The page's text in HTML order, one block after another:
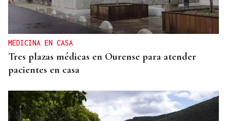
Una mujer resulta herida tras colisionar un
autobús urbano y un coche en Ourense
MEDICINA EN CASA
Tres plazas médicas en Ourense para atender
pacientes en casa